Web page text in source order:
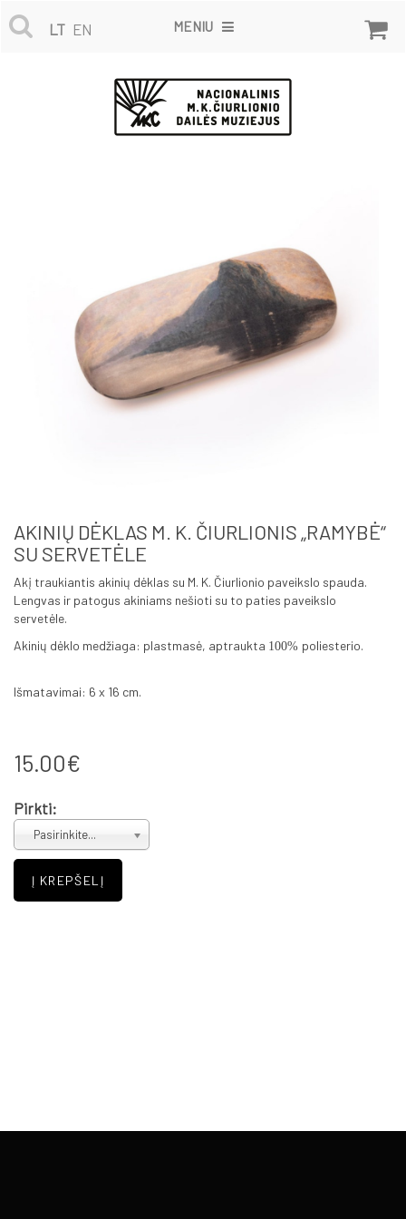
LT EN MENIU
AKINIŲ DĖKLAS M. K. ČIURLIONIS „RAMYBĖ“
SU SERVETĖLE
Akį traukiantis akinių dėklas su M. K. Čiurlionio paveikslo spauda.
Lengvas ir patogus akiniams nešioti su to paties paveikslo
servetėle.
Akinių dėklo medžiaga: plastmasė, aptraukta 100% poliesterio.
Išmatavimai: 6 x 16 cm.
15.00€
Pirkti:
Pasirinkite...